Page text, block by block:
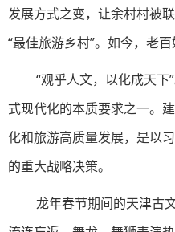
发展方式之变，让余村村被
“最佳旅游乡村”。如今，老百
“观乎人文，以化成天
式现代化的本质要求之一。
化和旅游高质量发展，是以
的重大战略决策。
龙年春节期间的天津古